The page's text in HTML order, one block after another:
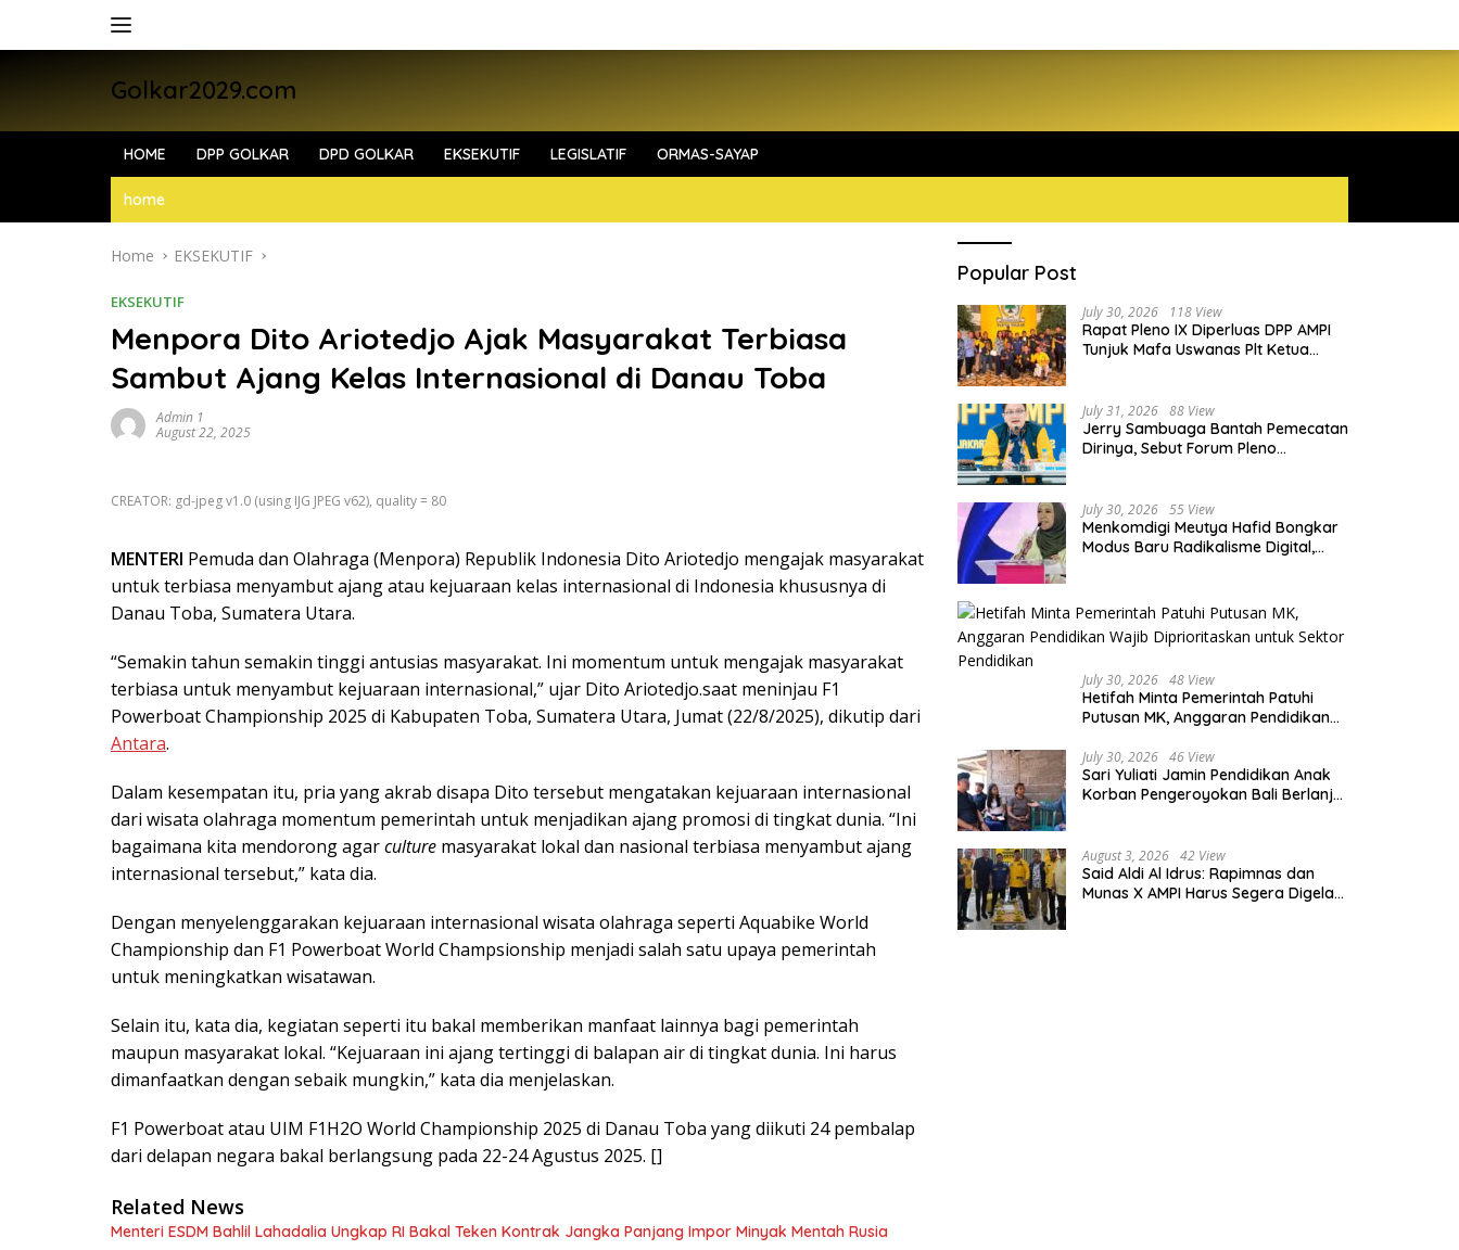
Golkar2029.com
HOME DPP GOLKAR DPD GOLKAR EKSEKUTIF LEGISLATIF ORMAS-SAYAP
home
Home EKSEKUTIF
EKSEKUTIF
Menpora Dito Ariotedjo Ajak Masyarakat Terbiasa
Sambut Ajang Kelas Internasional di Danau Toba
Admin 1
August 22, 2025
CREATOR: gd-jpeg v1.0 (using IJG JPEG v62), quality = 80
MENTERI Pemuda dan Olahraga (Menpora) Republik Indonesia Dito Ariotedjo mengajak masyarakat
untuk terbiasa menyambut ajang atau kejuaraan kelas internasional di Indonesia khususnya di
Danau Toba, Sumatera Utara.
“Semakin tahun semakin tinggi antusias masyarakat. Ini momentum untuk mengajak masyarakat
terbiasa untuk menyambut kejuaraan internasional,” ujar Dito Ariotedjo.saat meninjau F1
Powerboat Championship 2025 di Kabupaten Toba, Sumatera Utara, Jumat (22/8/2025), dikutip dari
Antara.
Dalam kesempatan itu, pria yang akrab disapa Dito tersebut mengatakan kejuaraan internasional
dari wisata olahraga momentum pemerintah untuk menjadikan ajang promosi di tingkat dunia. “Ini
bagaimana kita mendorong agarculture masyarakat lokal dan nasional terbiasa menyambut ajang
internasional tersebut,” kata dia.
Dengan menyelenggarakan kejuaraan internasional wisata olahraga seperti Aquabike World
Championship dan F1 Powerboat World Champsionship menjadi salah satu upaya pemerintah
untuk meningkatkan wisatawan.
Selain itu, kata dia, kegiatan seperti itu bakal memberikan manfaat lainnya bagi pemerintah
maupun masyarakat lokal. “Kejuaraan ini ajang tertinggi di balapan air di tingkat dunia. Ini harus
dimanfaatkan dengan sebaik mungkin,” kata dia menjelaskan.
F1 Powerboat atau UIM F1H2O World Championship 2025 di Danau Toba yang diikuti 24 pembalap
dari delapan negara bakal berlangsung pada 22-24 Agustus 2025. []
Related News
Menteri ESDM Bahlil Lahadalia Ungkap RI Bakal Teken Kontrak Jangka Panjang Impor Minyak Mentah Rusia
Popular Post
July 30, 2026 118 View
Rapat Pleno IX Diperluas DPP AMPI
Tunjuk Mafa Uswanas Plt Ketua
July 31, 2026 88 View
Jerry Sambuaga Bantah Pemecatan
Dirinya, Sebut Forum Pleno
July 30, 2026 55 View
Menkomdigi Meutya Hafid Bongkar
Modus Baru Radikalisme Digital,
July 30, 2026 48 View
Hetifah Minta Pemerintah Patuhi
Putusan MK, Anggaran Pendidikan
Pendidikan
July 30, 2026 46 View
Sari Yuliati Jamin Pendidikan Anak
Korban Pengeroyokan Bali Berlanjut
August 3, 2026 42 View
Said Aldi Al Idrus: Rapimnas dan
Munas X AMPI Harus Segera Digelar